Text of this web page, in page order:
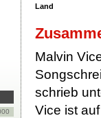
Land
Malvin
schrieb
Vice ist